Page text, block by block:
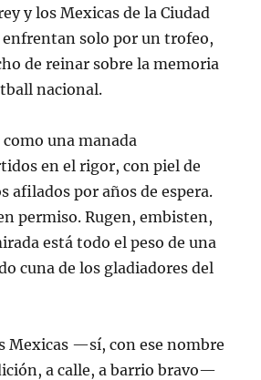
y los Mexicas de la Ciudad
enfrentan solo por un trofeo,
de reinar sobre la memoria
nacional.
una manada
en el rigor, con piel de
afilados por años de espera.
permiso. Rugen, embisten,
está todo el peso de una
cuna de los gladiadores del
Mexicas —sí, con ese nombre
a calle, a barrio bravo—